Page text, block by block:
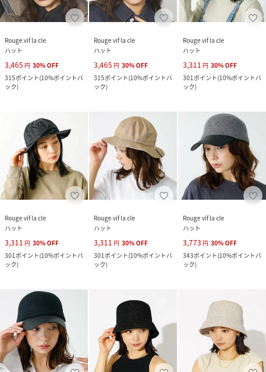
Rouge vif la cle
ハット
3,465 円 30%OFF
315ポイント(10%ポイントバ
ック)
Rouge vif la cle
ハット
3,465 円 30%OFF
315ポイント(10%ポイントバ
ック)
Rouge vif la cle
ハット
3,311 円 30%OFF
301ポイント(10%ポイントバ
ック)
Rouge vif la cle
ハット
3,311 円 30%OFF
301ポイント(10%ポイントバ
ック)
Rouge vif la cle
ハット
3,311 円 30%OFF
301ポイント(10%ポイントバ
ック)
Rouge vif la cle
ハット
3,773 円 30%OFF
343ポイント(10%ポイントバ
ック)